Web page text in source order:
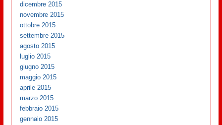
dicembre 2015
novembre 2015
ottobre 2015
settembre 2015
agosto 2015
luglio 2015
giugno 2015
maggio 2015
aprile 2015
marzo 2015
febbraio 2015
gennaio 2015